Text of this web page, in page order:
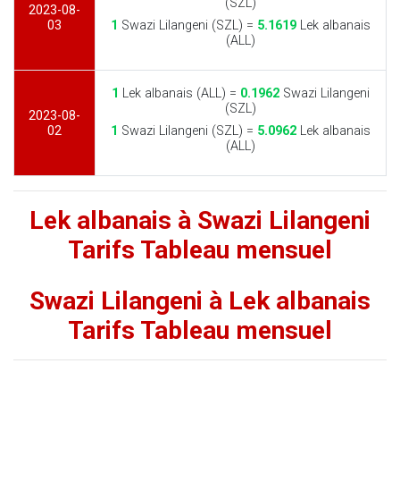
2023-08-
03
(SZL)
1 Swazi Lilangeni (SZL) = 5.1619 Lek albanais
(ALL)
2023-08-
02
1 Lek albanais (ALL) = 0.1962 Swazi Lilangeni
(SZL)
1 Swazi Lilangeni (SZL) = 5.0962 Lek albanais
(ALL)
Lek albanais à Swazi Lilangeni
Tarifs Tableau mensuel
Swazi Lilangeni à Lek albanais
Tarifs Tableau mensuel